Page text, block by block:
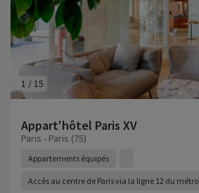
1 / 15
Appart'hôtel Paris XV
Paris - Paris (75)
Appartements équipés
Accès au centre de Paris via la ligne 12 du métro